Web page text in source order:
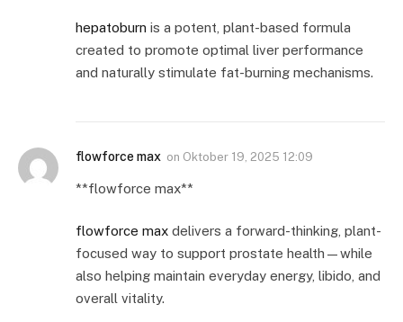
hepatoburn is a potent, plant-based formula
created to promote optimal liver performance
and naturally stimulate fat-burning mechanisms.
flowforce max on Oktober 19, 2025 12:09
** flowforce max**
flowforce max delivers a forward-thinking, plant-
focused way to support prostate health—while
also helping maintain everyday energy, libido, and
overall vitality.